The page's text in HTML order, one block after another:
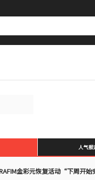
人气报
金彩元恢复活动“下周开始